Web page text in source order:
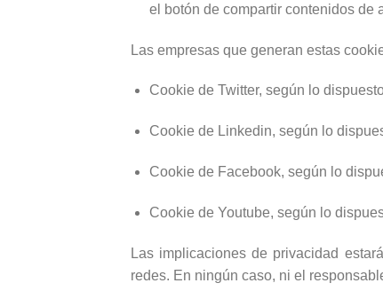
el botón de compartir contenidos de
Las empresas que generan estas
Cookie de Twitter, según lo
Cookie de Linkedin, según lo
Cookie de Facebook, según lo
Cookie de Youtube, según lo
Las implicaciones de privacidad
redes. En ningún caso, ni el